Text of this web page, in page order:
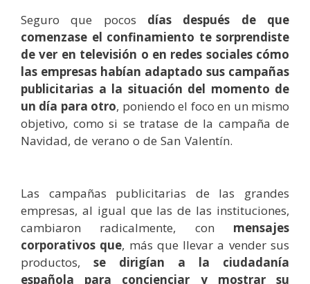
Seguro que pocos días después de que
comenzase el confinamiento te sorprendiste
de ver en televisión o en redes sociales cómo
las empresas habían adaptado sus campañas
publicitarias a la situación del momento de
un día para otro, poniendo el foco en un mismo
objetivo, como si se tratase de la campaña de
Navidad, de verano o de San Valentín.
Las campañas publicitarias de las grandes
empresas, al igual que las de las instituciones,
cambiaron radicalmente, con mensajes
corporativos que, más que llevar a vender sus
productos, se dirigían a la ciudadanía
española para concienciar y mostrar su